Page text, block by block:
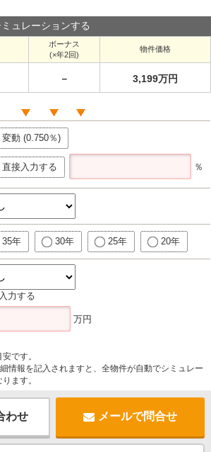
ュレーションする
ボーナス
(×年2回)
物件価格
－ 3,199万円
変動 (0.750％)
直接入力する ％
35年 30年 25年 20年
力する
万円
です。
情報を記入されますと、全物件が自動でシミュレー
ます。
わせ メールで問合せ